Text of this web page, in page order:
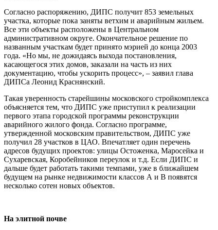
Согласно распоряжению, ДИПС получит 853 земельных
участка, которые пока заняты ветхим и аварийным жильем.
Все эти объекты расположены в Центральном
административном округе. Окончательное решение по
названным участкам будет принято мэрией до конца 2003
года. «Но мы, не дожидаясь выхода постановления,
касающегося этих домов, заказали на часть из них
документацию, чтобы ускорить процесс», – заявил глава
ДИПСа Леонид Краснянский.
Такая уверенность старейшины московского стройкомплекса
объясняется тем, что ДИПС уже приступил к реализации
первого этапа городской программы реконструкции
аварийного жилого фонда. Согласно программе,
утвержденной московским правительством, ДИПС уже
получил 28 участков в ЦАО. Впечатляет один перечень
адресов будущих проектов: улицы Остоженка, Маросейка и
Сухаревская, Коробейников переулок и т.д. Если ДИПС и
дальше будет работать такими темпами, уже в ближайшем
будущем на рынке недвижимости классов А и В появятся
несколько сотен новых объектов.
На элитной почве